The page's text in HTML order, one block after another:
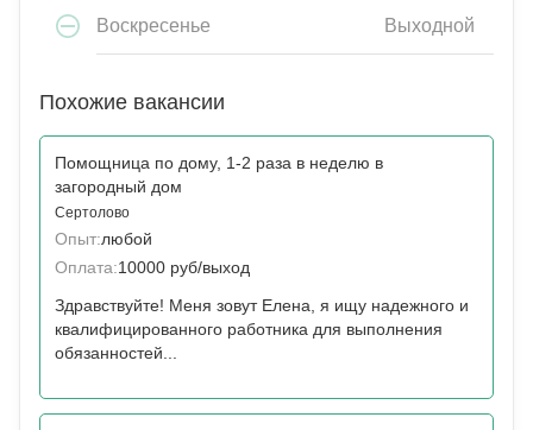
Воскресенье Выходной
Похожие вакансии
Помощница по дому, 1-2 раза в неделю в
загородный дом
Сертолово
Опыт:любой
Оплата:10000 руб/выход
Здравствуйте! Меня зовут Елена, я ищу надежного и
квалифицированного работника для выполнения
обязанностей...